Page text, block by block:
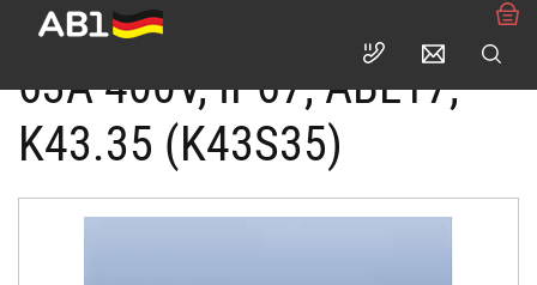
КАБЕЛЬНАЯ РОЗЕТКА 4Р
63А 400V, IP67, ABL17,
K43.35 (K43S35)